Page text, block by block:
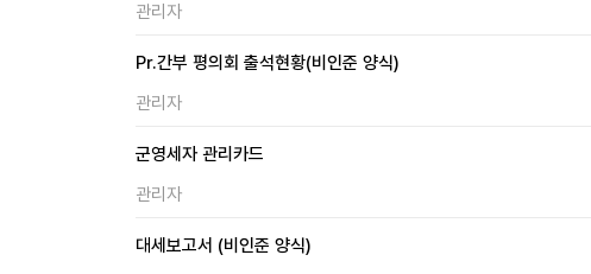
관리자
Pr.간부 평의회 출석현황(비인준 양식)
관리자
군영세자 관리카드
관리자
대세보고서 (비인준 양식)